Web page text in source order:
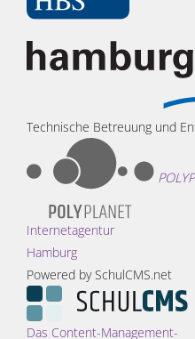
Technische Betreuung und
Internetagentur
Hamburg
Powered by SchulCMS.net
Das Content-Management-